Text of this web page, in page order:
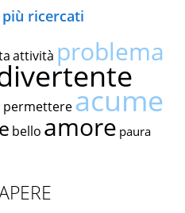
ricercati
attività problema
permettereacume
bello amore paura